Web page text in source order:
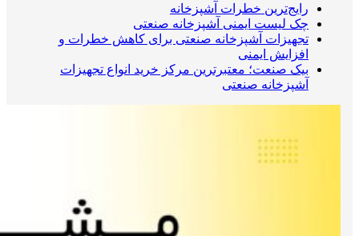
رایج‌ترین خطرات آشپزخانه
چک لیست ایمنی آشپزخانه صنعتی
تجهیزات آشپزخانه صنعتی برای کاهش خطرات و
افزایش ایمنی
بیک صنعت؛ معتبرترین مرکز خرید انواع تجهیزات
آشپزخانه صنعتی